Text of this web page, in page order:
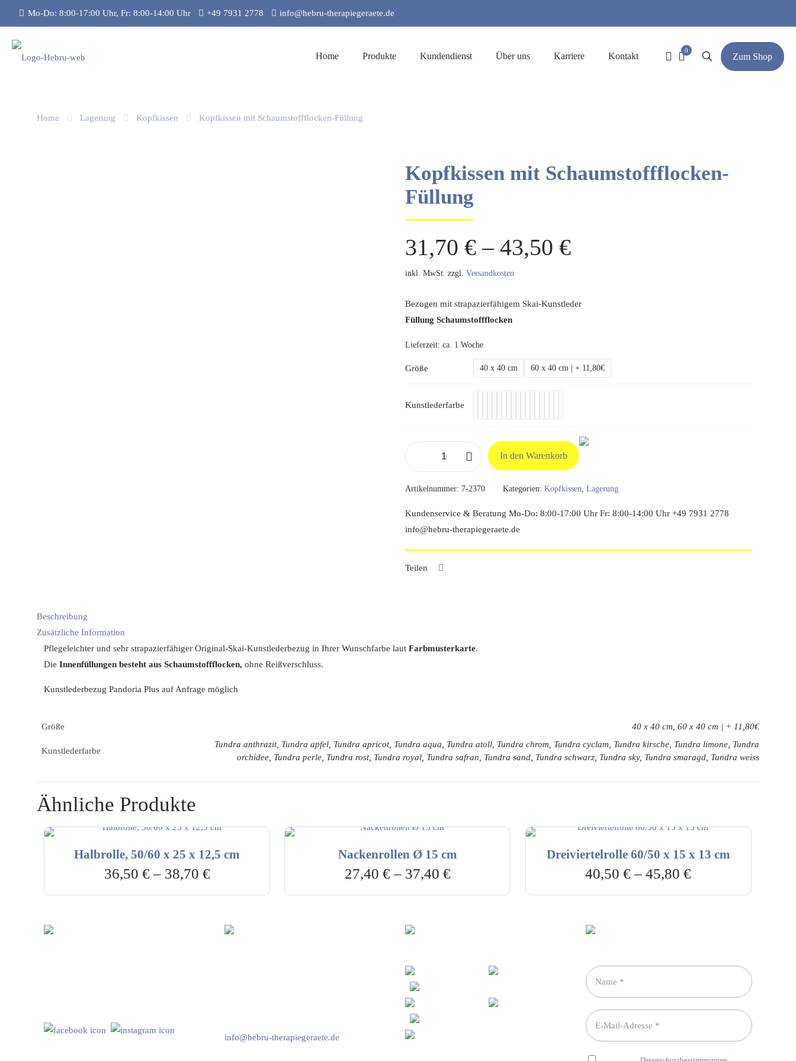
Mo-Do: 8:00-17:00 Uhr, Fr: 8:00-14:00 Uhr +49 7931 2778 info@hebru-therapiegeraete.de
Home Produkte Kundendienst Über uns Karriere Kontakt
0
Zum Shop
Home Lagerung Kopfkissen Kopfkissen mit Schaumstoffflocken-Füllung
Kopfkissen mit Schaumstoffflocken-
Füllung
31,70 € – 43,50 €
inkl. MwSt. zzgl. Versandkosten
Bezogen mit strapazierfähigem Skai-Kunstleder
Füllung Schaumstoffflocken
Lieferzeit: ca. 1 Woche
Größe 40 x 40 cm 60 x 40 cm | + 11,80€
Kunstlederfarbe
Menge
In den Warenkorb
Artikelnummer: 7-2370 Kategorien: Kopfkissen, Lagerung
Kundenservice & Beratung Mo-Do: 8:00-17:00 Uhr Fr: 8:00-14:00 Uhr +49 7931 2778
info@hebru-therapiegeraete.de
Teilen
Beschreibung
Zusätzliche Information
Pflegeleichter und sehr strapazierfähiger Original-Skai-Kunstlederbezug in Ihrer Wunschfarbe lautFarbmusterkarte.
DieInnenfüllungen besteht aus Schaumstoffflocken,ohne Reißverschluss.
Kunstlederbezug Pandoria Plus auf Anfrage möglich
Größe 40 x 40 cm, 60 x 40 cm | + 11,80€
Kunstlederfarbe
Tundra anthrazit, Tundra apfel, Tundra apricot, Tundra aqua, Tundra atoll, Tundra chrom, Tundra cyclam, Tundra kirsche, Tundra limone, Tundra
orchidee, Tundra perle, Tundra rost, Tundra royal, Tundra safran, Tundra sand, Tundra schwarz, Tundra sky, Tundra smaragd, Tundra weiss
Ähnliche Produkte
Halbrolle, 50/60 x 25 x 12,5 cm
36,50 €– 38,70 €
Nackenrollen Ø 15 cm
27,40 €– 37,40 €
Dreiviertelrolle 60/50 x 15 x 13 cm
40,50€–45,80€
info@hebru-therapiegeraete.de